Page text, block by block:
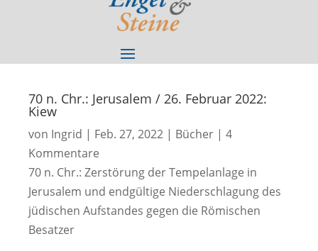
70 n. Chr.: Jerusalem / 26. Februar 2022:
Kiew
von Ingrid | Feb. 27, 2022 | Bücher | 4
Kommentare
70 n. Chr.: Zerstörung der Tempelanlage in
Jerusalem und endgültige Niederschlagung des
jüdischen Aufstandes gegen die Römischen
Besatzer